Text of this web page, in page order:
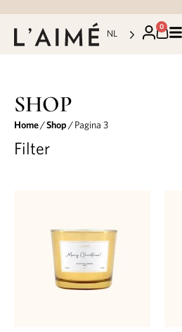
NL
0
SHOP
Home/Shop / Pagina 3
Filter